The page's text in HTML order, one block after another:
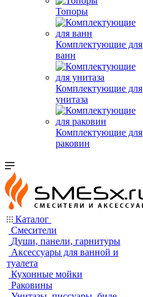
Топоры
Комплектующие для
ванн
Комплектующие для
унитаза
Комплектующие для
раковин
Каталог
Смесители
Души, панели, гарнитуры
Аксессуары для ванной и
туалета
Кухонные мойки
Раковины